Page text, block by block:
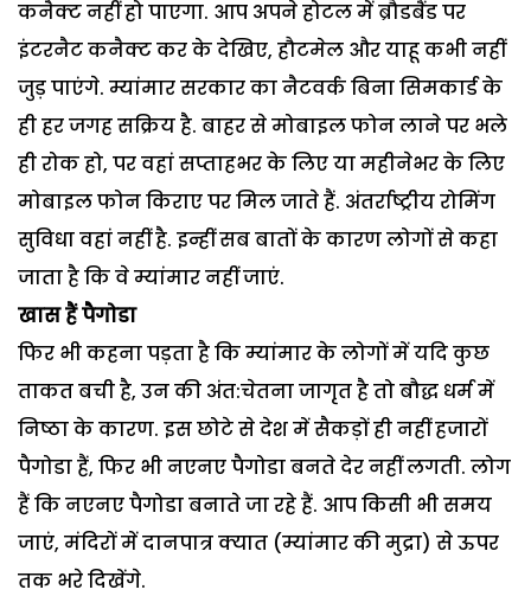
कनैक्ट नहीं हो पाएगा. आप अपने होटल में ब्रौडबैंड पर
इंटरनैट कनैक्ट कर के देखिए, हौटमेल और याहू कभी नहीं
जुड़ पाएंगे. म्यांमार सरकार का नैटवर्क बिना सिमकार्ड के
ही हर जगह सक्रिय है. बाहर से मोबाइल फोन लाने पर भले
ही रोक हो, पर वहां सप्ताहभर के लिए या महीनेभर के लिए
मोबाइल फोन किराए पर मिल जाते हैं. अंतर्राष्ट्रीय रोमिंग
सुविधा वहां नहीं है. इन्हीं सब बातों के कारण लोगों से कहा
जाता है कि वे म्यांमार नहीं जाएं.
खास हैं पैगोडा
फिर भी कहना पड़ता है कि म्यांमार के लोगों में यदि कुछ
ताकत बची है, उन की अंत:चेतना जागृत है तो बौद्ध धर्म में
निष्ठा के कारण. इस छोटे से देश में सैकड़ों ही नहीं हजारों
पैगोडा हैं, फिर भी नएनए पैगोडा बनते देर नहीं लगती. लोग
हैं कि नएनए पैगोडा बनाते जा रहे हैं. आप किसी भी समय
जाएं, मंदिरों में दानपात्र क्यात (म्यांमार की मुद्रा) से ऊपर
तक भरे दिखेंगे.